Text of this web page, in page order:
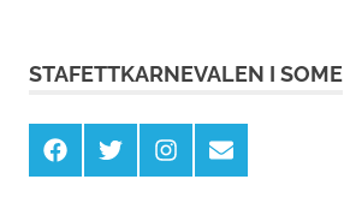
STAFETTKARNEVALEN I SOME
Facebook
X Instagram
E-
post